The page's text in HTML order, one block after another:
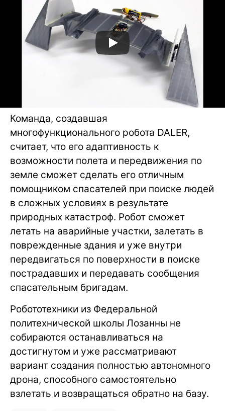
Команда, создавшая
многофункционального робота DALER,
считает, что его адаптивность к
возможности полета и передвижения по
земле сможет сделать его отличным
помощником спасателей при поиске людей
в сложных условиях в результате
природных катастроф. Робот сможет
летать на аварийные участки, залетать в
поврежденные здания и уже внутри
передвигаться по поверхности в поиске
пострадавших и передавать сообщения
спасательным бригадам.
Робототехники из Федеральной
политехнической школы Лозанны не
собираются останавливаться на
достигнутом и уже рассматривают
вариант создания полностью автономного
дрона, способного самостоятельно
взлетать и возвращаться обратно на базу.